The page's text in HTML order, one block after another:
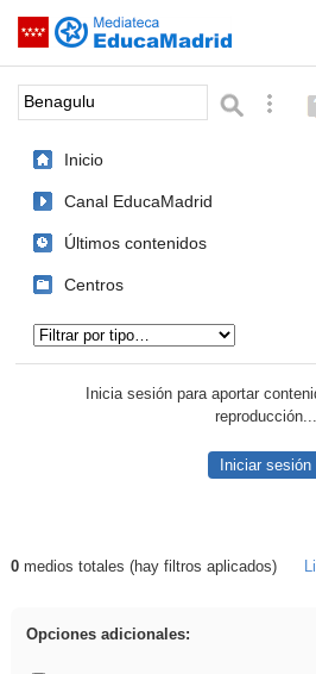
Saltar navegación
Palabra o frase:
Inicio
Canal EducaMadrid
Últimos contenidos
Centros
Inicia sesión para aportar
reproducción...
Iniciar sesión
Resultados de: Benagulu
0medios totales (hay filtros aplicados)
Opciones adicionales: